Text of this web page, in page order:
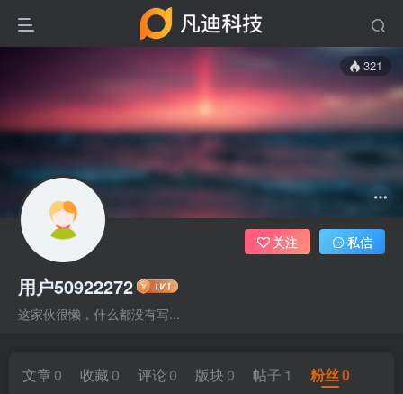
321
用户50922272
这家伙很懒，什么都没有写...
关注 私信
文章 0 收藏 0 评论 0 版块 0 帖子 1 粉丝0